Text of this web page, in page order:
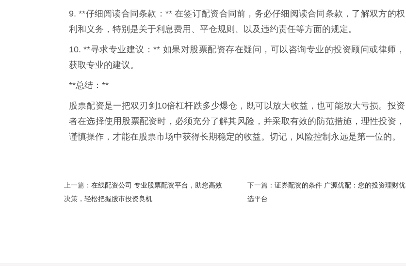
9. **仔细阅读合同条款：** 在签订配资合同前，务必仔细阅读合同条款，了解双方的权
利和义务，特别是关于利息费用、平仓规则、以及违约责任等方面的规定。
10. **寻求专业建议：** 如果对股票配资存在疑问，可以咨询专业的投资顾问或律师，
获取专业的建议。
**总结：**
股票配资是一把双刃剑10倍杠杆跌多少爆仓，既可以放大收益，也可能放大亏损。投资
者在选择使用股票配资时，必须充分了解其风险，并采取有效的防范措施，理性投资，
谨慎操作，才能在股票市场中获得长期稳定的收益。切记，风险控制永远是第一位的。
上一篇： 在线配资公司 专业股票配资平台，助您高效
决策，轻松把握股市投资良机
下一篇： 证券配资的条件 广源优配：您的投资理财优
选平台